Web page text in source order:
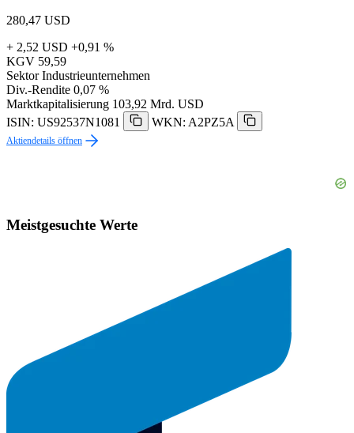
280,47 USD
+ 2,52 USD +0,91 %
KGV 59,59
Sektor Industrieunternehmen
Div.-Rendite 0,07 %
Marktkapitalisierung 103,92 Mrd. USD
ISIN: US92537N1081
WKN: A2PZ5A
Aktiendetails öffnen
Meistgesuchte Werte